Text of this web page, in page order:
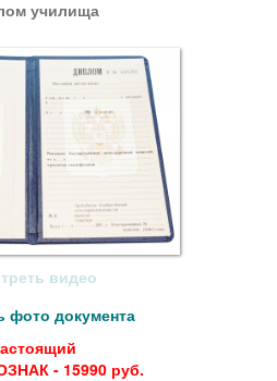
училища
видео
фото документа
- 15990 руб.